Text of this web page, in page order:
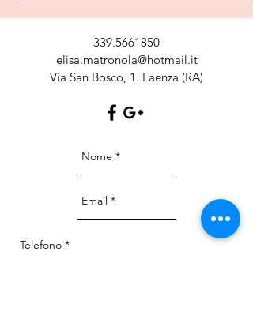
339.5661850
elisa.matronola@hotmail.it
Via San Bosco, 1. Faenza (RA)